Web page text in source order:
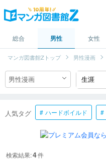
総合 男性 女性
マンガ図書館Zトップ 男性漫画
人気タグ ハードボイルド
検索結果:4件